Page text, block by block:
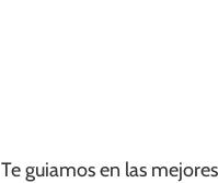
Te guiamos en las